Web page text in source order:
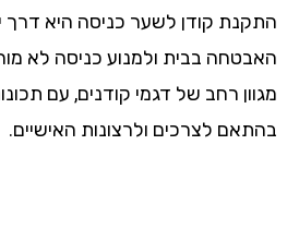
קודן לשער כניסה היא דרך
בבית ולמנוע כניסה לא מורשית.
רחב של דגמי קודנים, עם תכונות
לצרכים ולרצונות האישיים.